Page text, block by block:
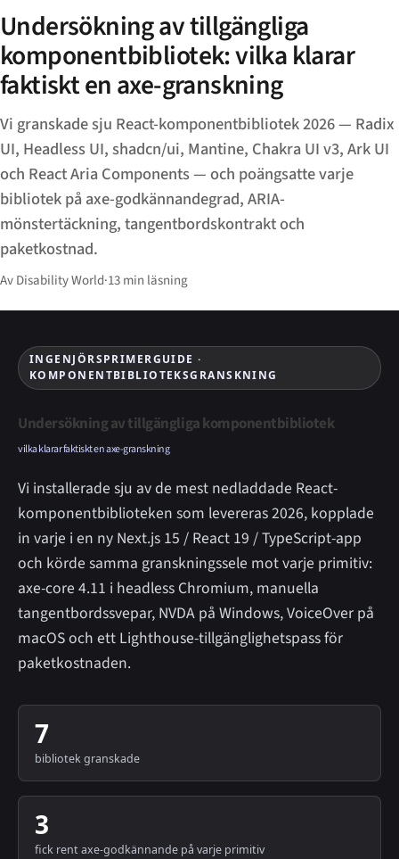
Undersökning av tillgängliga
komponentbibliotek: vilka klarar
faktiskt en axe-granskning
Vi granskade sju React-komponentbibliotek 2026 — Radix
UI, Headless UI, shadcn/ui, Mantine, Chakra UI v3, Ark UI
och React Aria Components — och poängsatte varje
bibliotek på axe-godkännandegrad, ARIA-
mönstertäckning, tangentbordskontrakt och
paketkostnad.
Av Disability World·13 min läsning
INGENJÖRSPRIMERGUIDE ·
KOMPONENTBIBLIOTEKSGRANSKNING
Undersökning av tillgängliga komponentbibliotek
vilka klarar faktiskt en axe-granskning
Vi installerade sju av de mest nedladdade React-
komponentbiblioteken som levereras 2026, kopplade
in varje i en ny Next.js 15 / React 19 / TypeScript-app
och körde samma granskningssele mot varje primitiv:
axe-core 4.11 i headless Chromium, manuella
tangentbordssvepar, NVDA på Windows, VoiceOver på
macOS och ett Lighthouse-tillgänglighetspass för
paketkostnaden.
7
bibliotek granskade
3
fick rent axe-godkännande på varje primitiv